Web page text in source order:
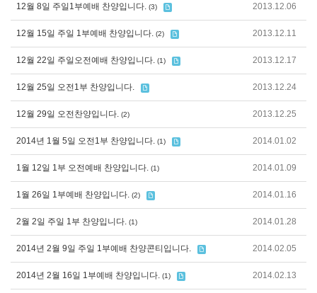
12월 8일 주일1부예배 찬양입니다. (3) 2013.12.06
12월 15일 주일 1부예배 찬양입니다. (2) 2013.12.11
12월 22일 주일오전예배 찬양입니다. (1) 2013.12.17
12월 25일 오전1부 찬양입니다. 2013.12.24
12월 29일 오전찬양입니다. (2) 2013.12.25
2014년 1월 5일 오전1부 찬양입니다. (1) 2014.01.02
1월 12일 1부 오전예배 찬양입니다. (1) 2014.01.09
1월 26일 1부예배 찬양입니다. (2) 2014.01.16
2월 2일 주일 1부 찬양입니다. (1) 2014.01.28
2014년 2월 9일 주일 1부예배 찬양콘티입니다. 2014.02.05
2014년 2월 16일 1부예배 찬양입니다. (1) 2014.02.13